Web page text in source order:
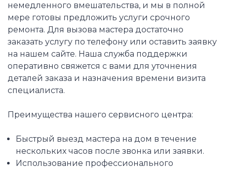
немедленного вмешательства, и мы в полной
мере готовы предложить услуги срочного
ремонта. Для вызова мастера достаточно
заказать услугу по телефону или оставить заявку
на нашем сайте. Наша служба поддержки
оперативно свяжется с вами для уточнения
деталей заказа и назначения времени визита
специалиста.
Преимущества нашего сервисного центра:
Быстрый выезд мастера на дом в течение
нескольких часов после звонка или заявки.
Использование профессионального